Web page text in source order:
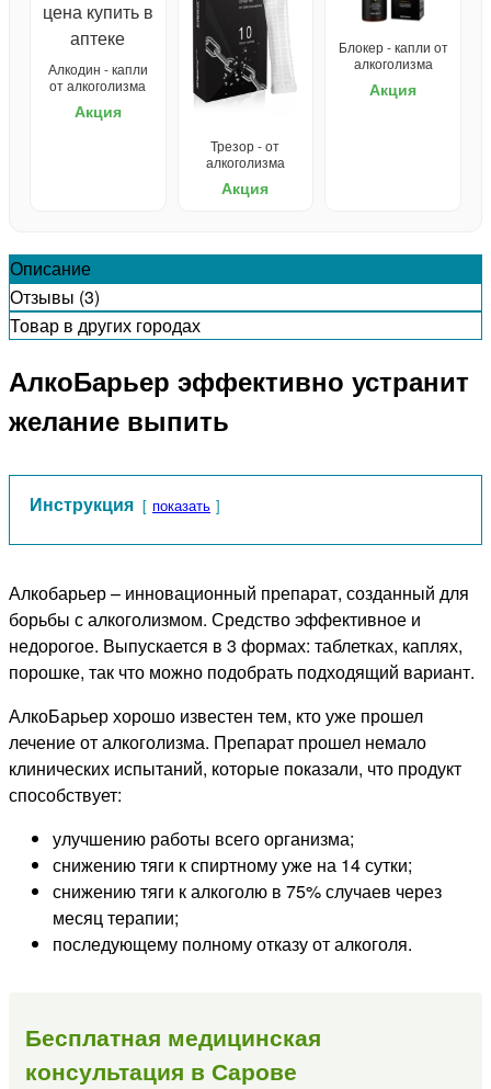
Алкодин - капли
от алкоголизма
Акция
Трезор - от
алкоголизма
Акция
Блокер - капли от
алкоголизма
Акция
Описание
Отзывы (3)
Товар в других городах
АлкоБарьер эффективно устранит
желание выпить
Инструкция показать
Алкобарьер – инновационный препарат, созданный для
борьбы с алкоголизмом. Средство эффективное и
недорогое. Выпускается в 3 формах: таблетках, каплях,
порошке, так что можно подобрать подходящий вариант.
АлкоБарьер хорошо известен тем, кто уже прошел
лечение от алкоголизма. Препарат прошел немало
клинических испытаний, которые показали, что продукт
способствует:
улучшению работы всего организма;
снижению тяги к спиртному уже на 14 сутки;
снижению тяги к алкоголю в 75% случаев через
месяц терапии;
последующему полному отказу от алкоголя.
Бесплатная медицинская
консультация в Сарове